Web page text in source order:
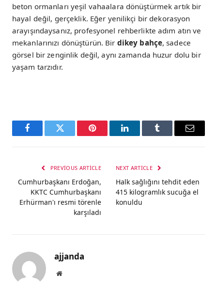
beton ormanları yeşil vahaalara dönüştürmek artık bir
hayal değil, gerçeklik. Eğer yenilikçi bir dekorasyon
arayışındaysanız, profesyonel rehberlikte adım atın ve
mekanlarınızı dönüştürün. Bir dikey bahçe, sadece
görsel bir zenginlik değil, aynı zamanda huzur dolu bir
yaşam tarzıdır.
FacebookTwitter Pinterest LinkedInTumblr Email
PREVIOUS ARTICLE
Cumhurbaşkanı Erdoğan,
KKTC Cumhurbaşkanı
Erhürman'ı resmi törenle
karşıladı
NEXT ARTICLE
Halk sağlığını tehdit eden
415 kilogramlık sucuğa el
konuldu
ajjanda
Website